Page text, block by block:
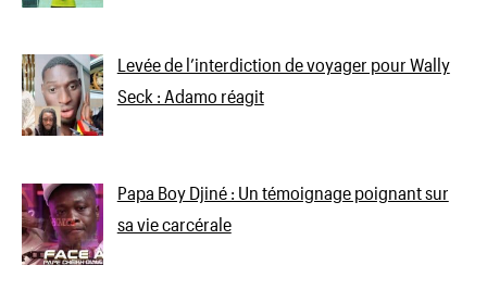
Levée de l’interdiction de voyager pour Wally
Seck : Adamo réagit
Papa Boy Djiné : Un témoignage poignant sur
sa vie carcérale